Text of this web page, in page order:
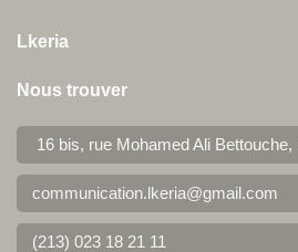
Lkeria
Nous trouver
16 bis, rue Mohamed Ali Bettouche,
communication.lkeria@gmail.com
(213) 023 18 21 11